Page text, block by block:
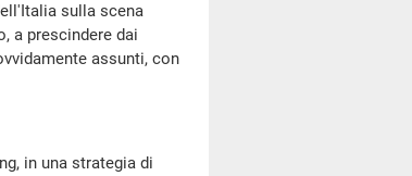
sulla scena
a prescindere dai
assunti, con
in una strategia di